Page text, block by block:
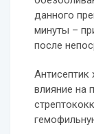
данного
минуты –
после
Антисептик
влияние на